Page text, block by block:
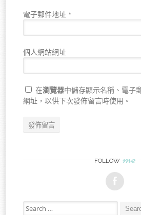
電子郵件地址 *
個人網站網址
在瀏覽器中儲存顯示名稱、電子
網址，以供下次發佈留言時使用。
FOLLOW me
Search for: